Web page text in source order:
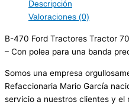
Descripción
Valoraciones (0)
B-470 Ford Tractores Tractor
– Con polea para una banda
Somos una empresa
Refaccionaria Mario García
servicio a nuestros clientes y el